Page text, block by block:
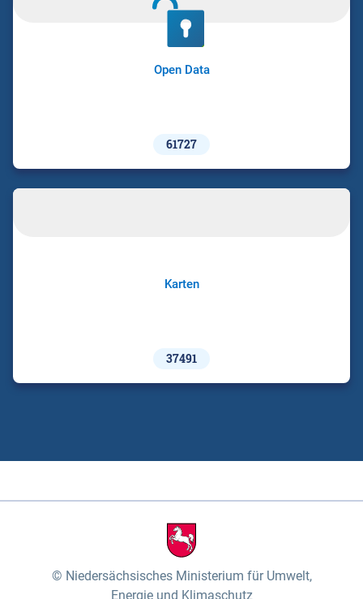
Open Data
61727
Karten
37491
Niedersächsisches Ministerium für Umwelt,
Energie und Klimaschutz